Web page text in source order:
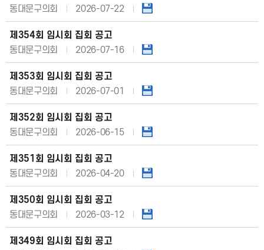
동대문구의회
2026-07-22
제354회 임시회 집회 공고
동대문구의회
2026-07-16
제353회 임시회 집회 공고
동대문구의회
2026-07-01
제352회 임시회 집회 공고
동대문구의회
2026-06-15
제351회 임시회 집회 공고
동대문구의회
2026-04-20
제350회 임시회 집회 공고
동대문구의회
2026-03-12
제349회 임시회 집회 공고